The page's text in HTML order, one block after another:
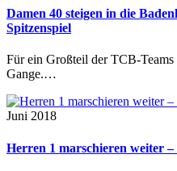
Damen 40 steigen in die
Spitzenspiel
Für ein Großteil der TCB-
Gange.…
Juni 2018
Herren 1 marschieren weiter